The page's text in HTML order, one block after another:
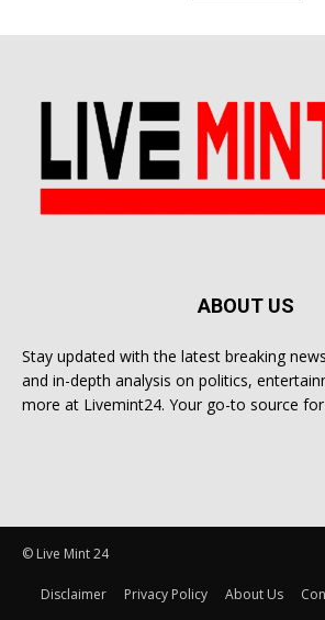
ABOUT US
Stay updated with the latest breaking
and in-depth analysis on politics,
more at Livemint24. Your go-to source
© Live Mint 24
Disclaimer Privacy Policy About Us